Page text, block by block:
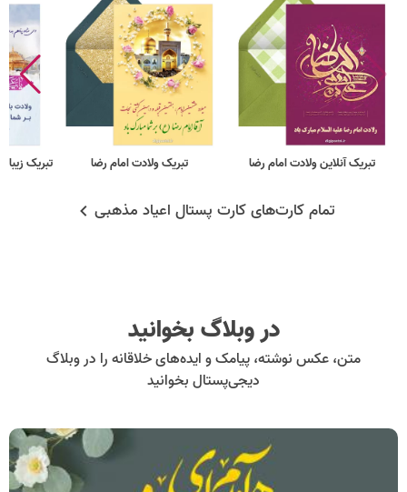
تبریک آنلاین ولادت امام رضا تبریک ولادت امام رضا تبریک زیبا
تمام کارت‌های کارت پستال اعیاد مذهبی
در وبلاگ بخوانید
متن، عکس نوشته، پیامک و ایده‌های خلاقانه را در وبلاگ
دیجی‌پستال بخوانید